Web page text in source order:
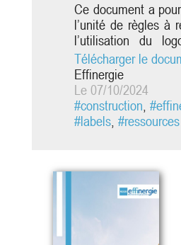
Ce document a
l’unité de règles à
l’utilisation du
Effinergie
cette ligne
l’image de qualité
il est donc
conformer. Cette
tous ceux qui
présente les
déclinaison...
Télécharger le
Effinergie
Le 07/10/2024
#construction,
#labels, #ressources